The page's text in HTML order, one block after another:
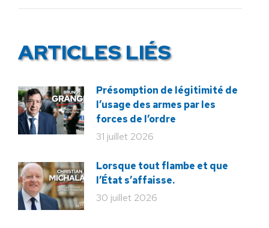
ARTICLES LIÉS
Présomption de légitimité de
l’usage des armes par les
forces de l’ordre
31 juillet 2026
Lorsque tout flambe et que
l’État s’affaisse.
30 juillet 2026